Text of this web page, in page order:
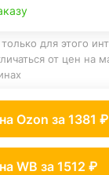
для этого
от цен на
Ozon за 1381 ₽
WB за 1512 ₽